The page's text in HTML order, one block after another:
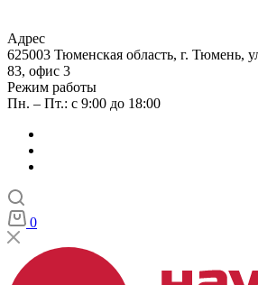
Адрес
625003 Тюменская область, г. Тюмень,
83, офис 3
Режим работы
Пн. – Пт.: с 9:00 до 18:00
0